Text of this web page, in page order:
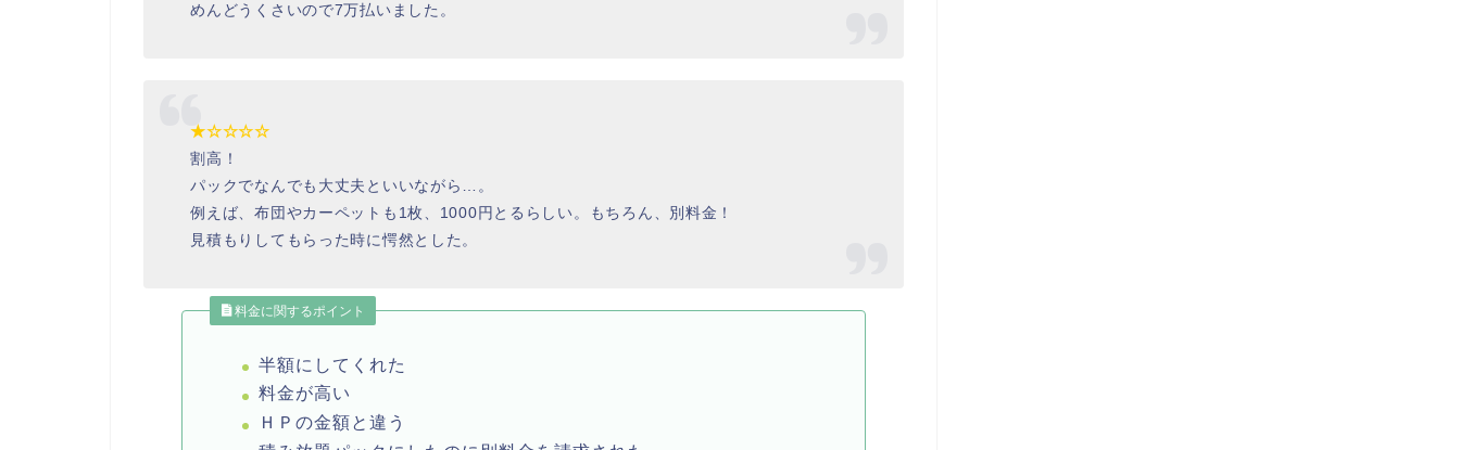
めんどうくさいので7万払いました。
★☆☆☆☆
割高！
パックでなんでも大丈夫といいながら…。
例えば、布団やカーペットも1枚、1000円とるらしい。もちろん、別料金！
見積もりしてもらった時に愕然とした。
料金に関するポイント
半額にしてくれた
料金が高い
ＨＰの金額と違う